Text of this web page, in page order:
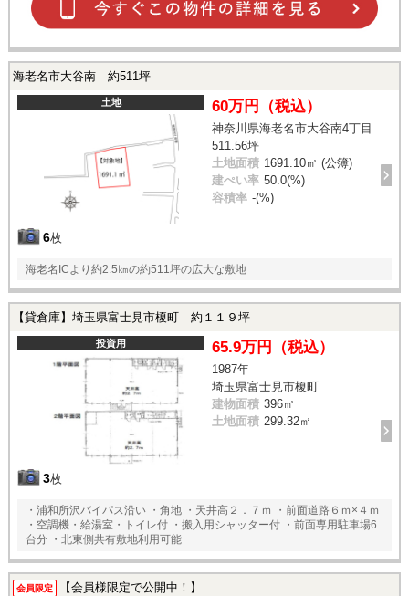
海老名市大谷南 約511坪
土地
6枚
60万円（税込）
神奈川県海老名市大谷南4丁目
511.56坪
土地面積 1691.10㎡ (公簿)
建ぺい率 50.0(%)
容積率 -(%)
海老名ICより約2.5㎞の約511坪の広大な敷地
【貸倉庫】埼玉県富士見市榎町 約１１９坪
投資用
3枚
65.9万円（税込）
1987年
埼玉県富士見市榎町
建物面積 396㎡
土地面積 299.32㎡
・浦和所沢バイパス沿い ・角地 ・天井高２．７ｍ ・前面道路６ｍ×４ｍ
・空調機・給湯室・トイレ付 ・搬入用シャッター付 ・前面専用駐車場6
台分 ・北東側共有敷地利用可能
会員限定 【会員様限定で公開中！】